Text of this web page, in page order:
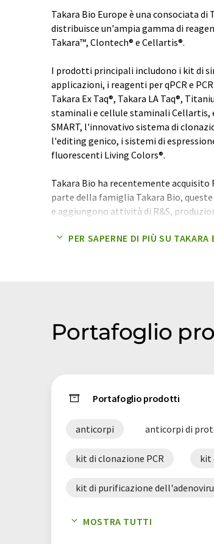
Takara Bio Europe è una consociata di
distribuisce un'ampia gamma di
Takara™, Clontech® e Cellartis®.
I prodotti principali includono i kit di
applicazioni, i reagenti per qPCR e
Takara Ex Taq®, Takara LA Taq®,
staminali e cellule staminali Cellartis,
SMART, l'innovativo sistema di
l'editing genico, i sistemi di
fluorescenti Living Colors®.
Takara Bio ha recentemente acquisito
parte della famiglia Takara Bio,
e aggiungono attività di R&S,
NGS, scoperta di geni, studi di
PER SAPERNE DI PIÙ SU TAKARA
Portafoglio
Portafoglio prodotti
anticorpi anticorpi di
kit di clonazione PCR kit
kit di purificazione
kit per l'estrazione di adenovirus
MOSTRA TUTTI